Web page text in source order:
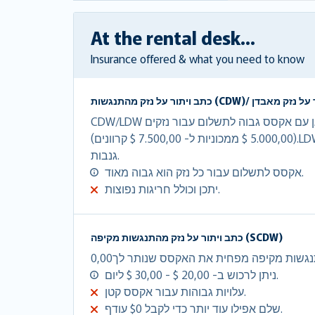
At the rental desk...
Insurance offered & what you need to know
CDW/LDW מוותר על עלויות הנזק במלואן עם אקסס גבוה לתשלום עבור נזקים
(5.000,00 $ ממכוניות ל- 7.500,00 $ קרוונים).LDW הינו CDW + הגנה מפני
גנבות.
אקסס לתשלום עבור כל נזק הוא גבוה מאוד.
יתכן וכולל חריגות נפוצות.
כתב ויתור על נזק מהתנגשות מקיפה (SCDW)
ניתן לרכוש ב- 20,00 $ - 30,00 $ ליום.
עלויות גבוהות עבור אקסס קטן.
שלם אפילו עוד יותר כדי לקבל $0 עודף.